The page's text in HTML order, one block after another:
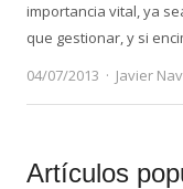
importancia vital, ya
que gestionar, y si
04/07/2013
Author
Javier
Artículos